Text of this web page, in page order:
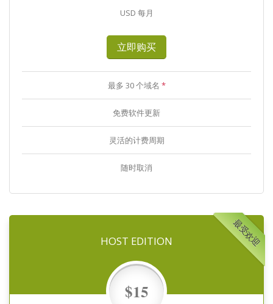
USD 每月
立即购买
最多 30 个域名 *
免费软件更新
灵活的计费周期
随时取消
最受欢迎
HOST EDITION
$15